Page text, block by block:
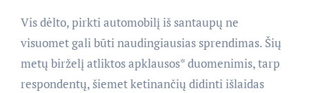
Vis dėlto, pirkti automobilį iš santaupų ne
visuomet gali būti naudingiausias sprendimas. Šių
metų birželį atliktos apklausos* duomenimis, tarp
respondentų, šiemet ketinančių didinti išlaidas